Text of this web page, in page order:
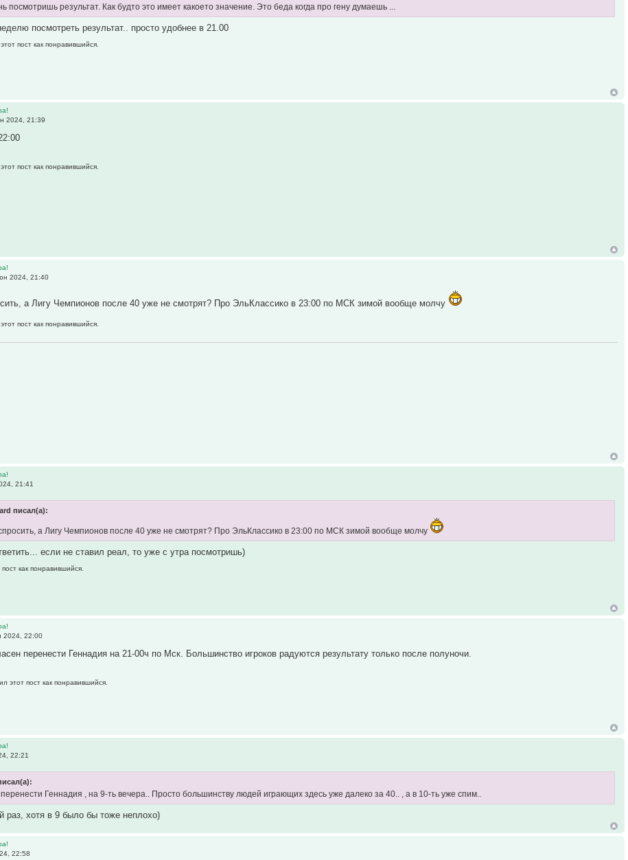
посмотришь результат. Как будто это имеет какоето значение. Это беда когда про гену думаешь ...
посмотреть результат.. просто удобнее в 21.00
пост как понравившийся.
2024, 21:39
пост как понравившийся.
2024, 21:40
а Лигу Чемпионов после 40 уже не смотрят? Про ЭльКлассико в 23:00 по МСК зимой вообще молчу
пост как понравившийся.
21:41
писал(а):
а Лигу Чемпионов после 40 уже не смотрят? Про ЭльКлассико в 23:00 по МСК зимой вообще молчу
если не ставил реал, то уже с утра посмотришь)
как понравившийся.
2024, 22:00
перенести Геннадия на 21-00ч по Мск. Большинство игроков радуются результату только после полуночи.
этот пост как понравившийся.
22:21
Геннадия , на 9-ть вечера.. Просто большинству людей играющих здесь уже далеко за 40.. , а в 10-ть уже спим..
раз, хотя в 9 было бы тоже неплохо)
22:58